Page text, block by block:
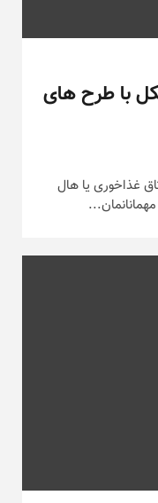
با طرح های
غذاخوری یا هال